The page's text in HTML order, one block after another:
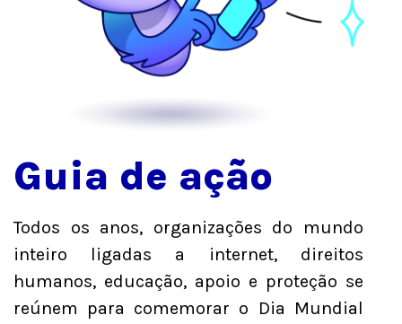
Guia de ação
Todos os anos, organizações do mundo
inteiro ligadas a internet, direitos
humanos, educação, apoio e proteção se
reúnem para comemorar o Dia Mundial